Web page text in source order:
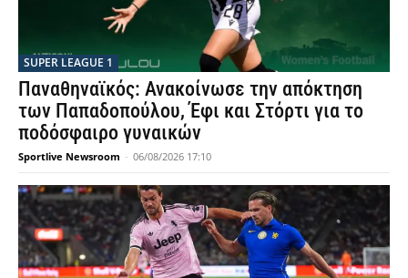
SUPER LEAGUE 1
Παναθηναϊκός: Ανακοίνωσε την απόκτηση
των Παπαδοπούλου, Έφι και Στόρτι για το
ποδόσφαιρο γυναικών
Sportlive Newsroom - 06/08/2026 17:10